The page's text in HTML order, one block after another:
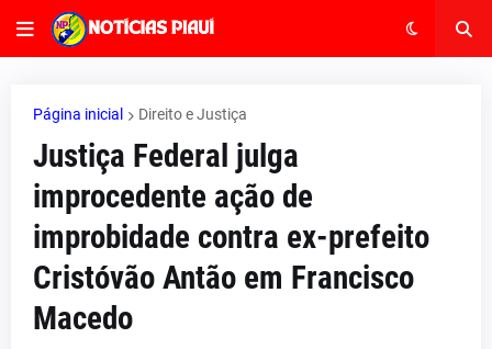
Página inicial Direito e Justiça
Justiça Federal julga
improcedente ação de
improbidade contra ex-prefeito
Cristóvão Antão em Francisco
Macedo